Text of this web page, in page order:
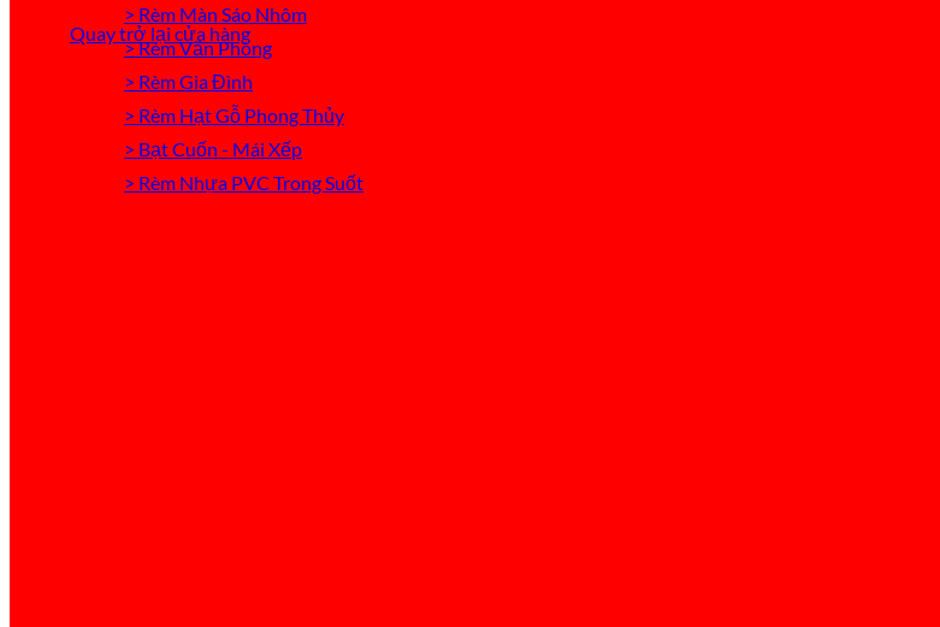
Quay trở lại cửa hàng
> Rèm Màn Sáo Nhôm
> Rèm Văn Phòng
> Rèm Gia Đình
> Rèm Hạt Gỗ Phong Thủy
> Bạt Cuốn - Mái Xếp
> Rèm Nhựa PVC Trong Suốt